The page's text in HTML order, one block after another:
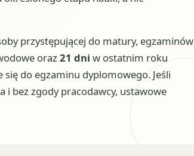
przystępującej do matury, egzaminów
oraz21 dni w ostatnim roku
do egzaminu dyplomowego. Jeśli
i bez zgody pracodawcy, ustawowe